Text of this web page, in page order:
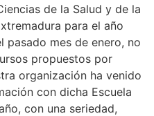
de la Salud y de la
para el año
pasado mes de enero, no
propuestos por
organización ha venido
con dicha Escuela
con una seriedad,